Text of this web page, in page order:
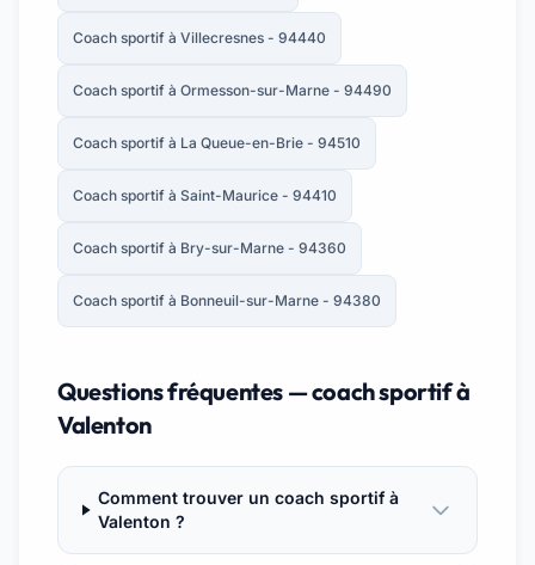
Coach sportif à Villecresnes - 94440
Coach sportif à Ormesson-sur-Marne - 94490
Coach sportif à La Queue-en-Brie - 94510
Coach sportif à Saint-Maurice - 94410
Coach sportif à Bry-sur-Marne - 94360
Coach sportif à Bonneuil-sur-Marne - 94380
Questions fréquentes — coach sportif à
Valenton
Comment trouver un coach sportif à
Valenton ?